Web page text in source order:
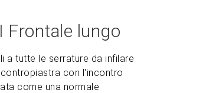
Frontale lungo
a tutte le serrature da infilare
con l'incontro
come una normale